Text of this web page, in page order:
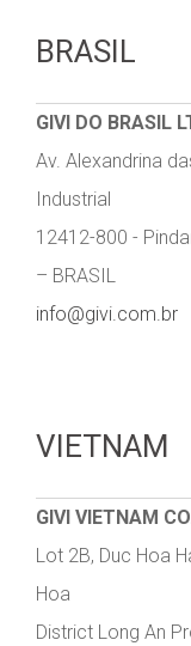
BRASIL
GIVI DO BRASIL
Av. Alexandrina
Industrial
12412-800 -
– BRASIL
info@givi.com.br
VIETNAM
GIVI VIETNAM
Lot 2B, Duc Hoa
Hoa
District Long An